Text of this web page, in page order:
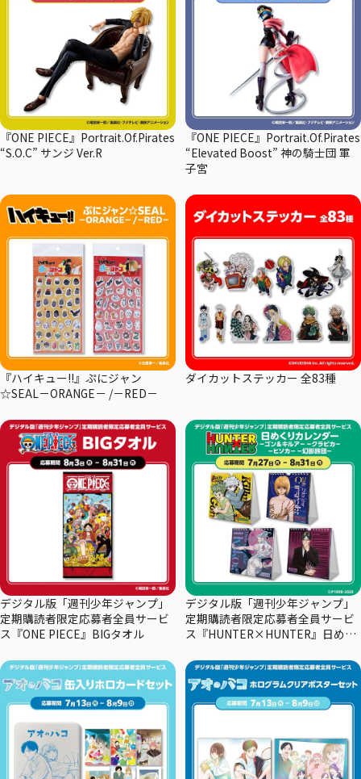
『ONE PIECE』Portrait.Of.Pirates
“S.O.C” サンジ Ver.R
『ONE PIECE』Portrait.Of.Pirates
“Elevated Boost” 神の騎士団 軍
子宮
『ハイキュー!!』ぷにジャン
☆SEAL－ORANGE－ /－RED－
ダイカットステッカー 全83種
デジタル版「週刊少年ジャンプ」
定期購読者限定応募者全員サービ
ス『ONE PIECE』BIGタオル
デジタル版「週刊少年ジャンプ」
定期購読者限定応募者全員サービ
ス『HUNTER×HUNTER』日めく